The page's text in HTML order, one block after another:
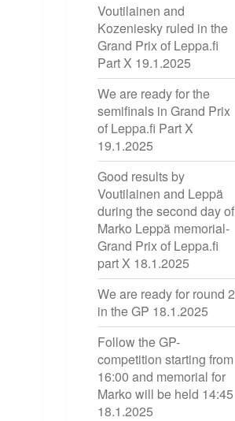
Voutilainen and
Kozeniesky ruled in the
Grand Prix of Leppa.fi
Part X 19.1.2025
We are ready for the
semifinals in Grand Prix
of Leppa.fi Part X
19.1.2025
Good results by
Voutilainen and Leppä
during the second day of
Marko Leppä memorial-
Grand Prix of Leppa.fi
part X 18.1.2025
We are ready for round 2
in the GP 18.1.2025
Follow the GP-
competition starting from
16:00 and memorial for
Marko will be held 14:45
18.1.2025